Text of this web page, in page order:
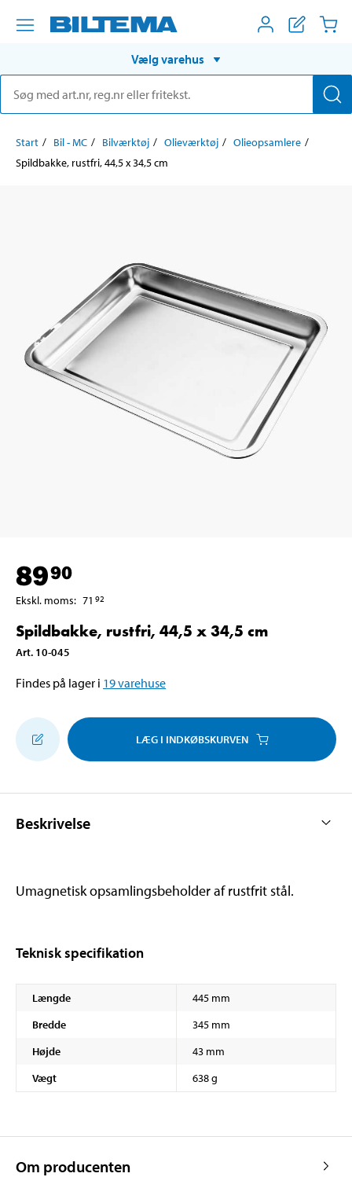
Vælg varehus
Start Bil - MC Bilværktøj Olieværktøj
Olieopsamlere
Spildbakke, rustfri, 44,5 x 34,5 cm
8990
Ekskl. moms: 71 92
Spildbakke, rustfri, 44,5 x 34,5 cm
Art. 10-045
Findes på lager i 19varehuse
LÆG I INDKØBSKURVEN
Beskrivelse
Umagnetisk opsamlingsbeholder af rustfrit stål.
Teknisk specifikation
Længde
445 mm
Bredde
345 mm
Højde
43 mm
Vægt
638 g
Om producenten